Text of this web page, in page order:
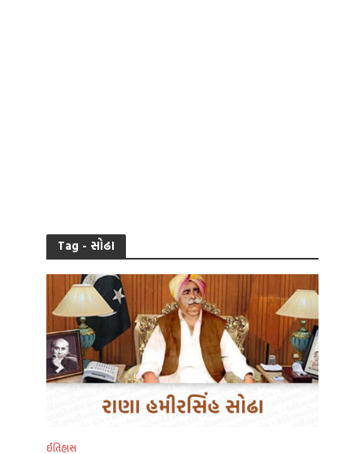
Tag - સોઢા
ઈતિહાસ